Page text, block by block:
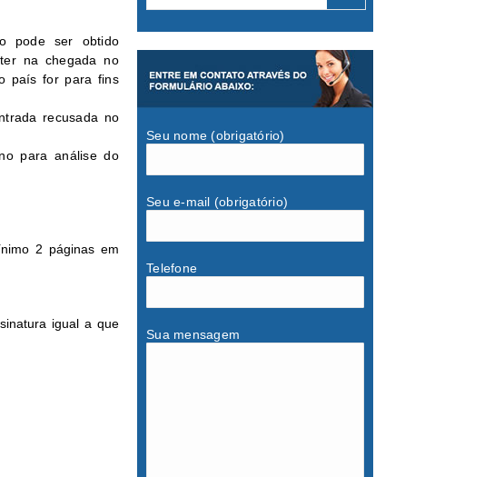
pode ser obtido
na chegada no
país for para fins
recusada no
para análise do
2 páginas em
igual a que
Seu nome (obrigatório)
Seu e-mail (obrigatório)
Telefone
Sua mensagem